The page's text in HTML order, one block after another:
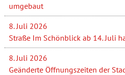
umgebaut
8. Juli 2026
Straße Im Schönblick ab 14. Juli
8. Juli 2026
Geänderte Öffnungszeiten der